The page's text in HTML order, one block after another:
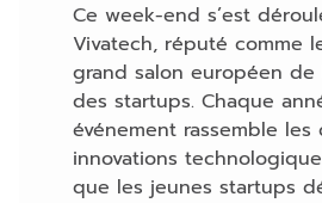
Ce week-end s’est
Vivatech, réputé comme
grand salon européen
des startups. Chaque
événement rassemble les
innovations
que les jeunes startups